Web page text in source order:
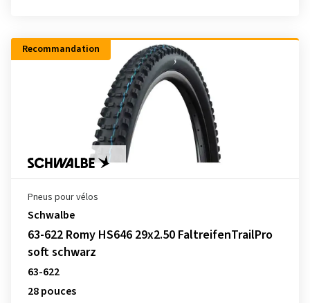
Recommandation
Pneus pour vélos
Schwalbe
63-622 Romy HS646 29x2.50 FaltreifenTrailPro
soft schwarz
63-622
28 pouces